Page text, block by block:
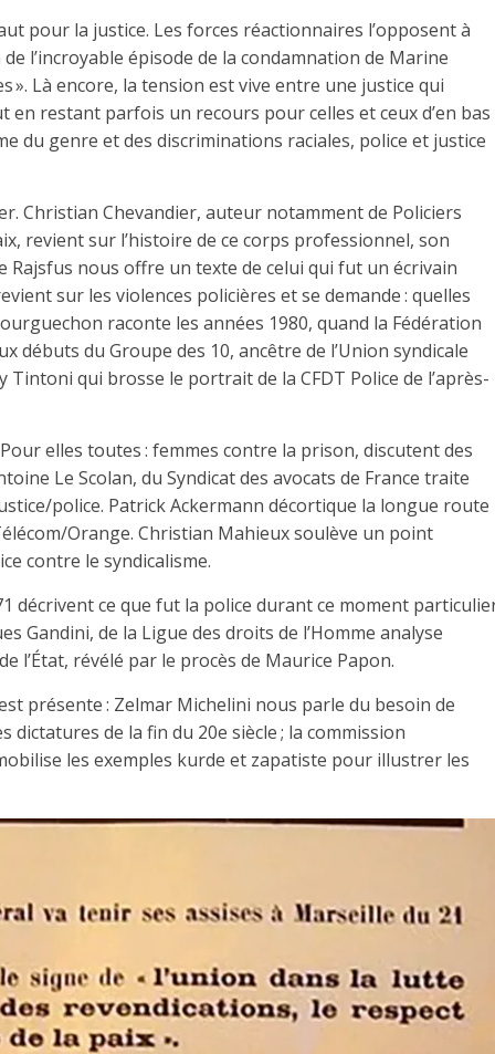
pour la justice. Les forces réactionnaires l’opposent à
de l’incroyable épisode de la condamnation de Marine
». Là encore, la tension est vive entre une justice qui
en restant parfois un recours pour celles et ceux d’en bas
du genre et des discriminations raciales, police et justice
Christian Chevandier, auteur notamment de Policiers
revient sur l’histoire de ce corps professionnel, son
Rajsfus nous offre un texte de celui qui fut un écrivain
sur les violences policières et se demande : quelles
raconte les années 1980, quand la Fédération
débuts du Groupe des 10, ancêtre de l’Union syndicale
qui brosse le portrait de la CFDT Police de l’après-
elles toutes : femmes contre la prison, discutent des
Le Scolan, du Syndicat des avocats de France traite
police. Patrick Ackermann décortique la longue route
Orange. Christian Mahieux soulève un point
contre le syndicalisme.
décrivent ce que fut la police durant ce moment
Gandini, de la Ligue des droits de l’Homme analyse
l’État, révélé par le procès de Maurice Papon.
présente : Zelmar Michelini nous parle du besoin de
de la fin du 20e siècle ; la commission
les exemples kurde et zapatiste pour illustrer les